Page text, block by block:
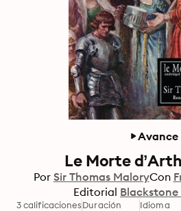
Avance
Le Morte
Por Sir Thomas MaloryCon
Editorial Blackstone
3 calificacionesDuración Idioma